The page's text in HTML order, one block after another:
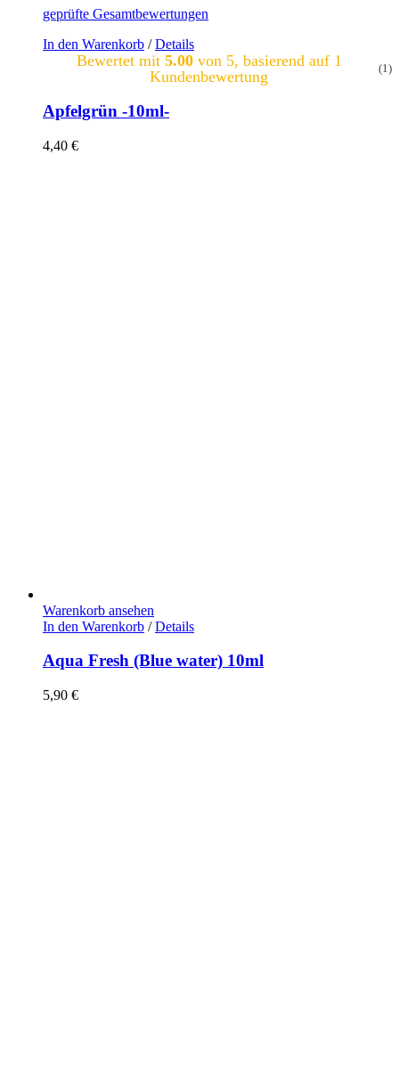
geprüfte Gesamtbewertungen
In den Warenkorb / Details
Bewertet mit 5.00von 5, basierend auf 1
Kundenbewertung
(1)
Apfelgrün -10ml-
4,40 €
Warenkorb ansehen
In den Warenkorb / Details
Aqua Fresh (Blue water) 10ml
5,90 €